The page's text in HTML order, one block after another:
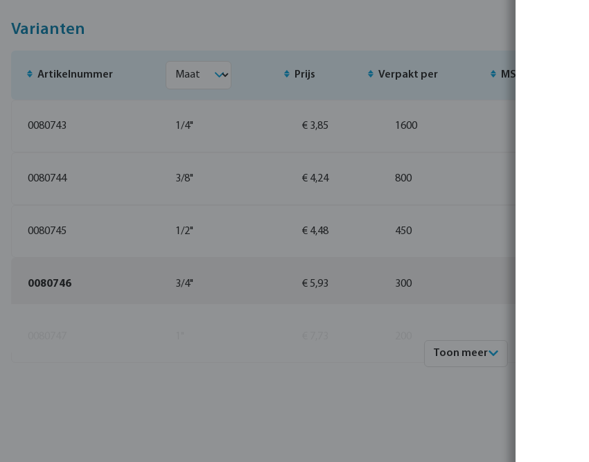
Varianten
Artikelnummer Prijs Verpakt per MSQ
0080743 1/4" € 3,85 1600
0080744 3/8" € 4,24 800
0080745 1/2" € 4,48 450
0080746 3/4" € 5,93 300
Toon meer